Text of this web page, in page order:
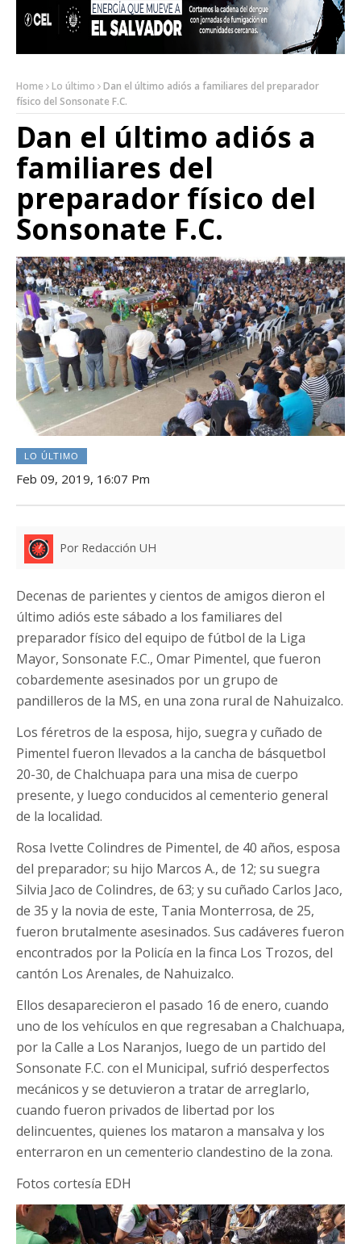
Home Lo último
Dan el último adiós a familiares del preparador
físico del Sonsonate F.C.
Dan el último adiós a
familiares del
preparador físico del
Sonsonate F.C.
LO ÚLTIMO
Feb 09, 2019, 16:07 Pm
Por Redacción UH
Decenas de parientes y cientos de amigos dieron el
último adiós este sábado a los familiares del
preparador físico del equipo de fútbol de la Liga
Mayor, Sonsonate F.C., Omar Pimentel, que fueron
cobardemente asesinados por un grupo de
pandilleros de la MS, en una zona rural de Nahuizalco.
Los féretros de la esposa, hijo, suegra y cuñado de
Pimentel fueron llevados a la cancha de básquetbol
20-30, de Chalchuapa para una misa de cuerpo
presente, y luego conducidos al cementerio general
de la localidad.
Rosa Ivette Colindres de Pimentel, de 40 años, esposa
del preparador; su hijo Marcos A., de 12; su suegra
Silvia Jaco de Colindres, de 63; y su cuñado Carlos Jaco,
de 35 y la novia de este, Tania Monterrosa, de 25,
fueron brutalmente asesinados. Sus cadáveres fueron
encontrados por la Policía en la finca Los Trozos, del
cantón Los Arenales, de Nahuizalco.
Ellos desaparecieron el pasado 16 de enero, cuando
uno de los vehículos en que regresaban a Chalchuapa,
por la Calle a Los Naranjos, luego de un partido del
Sonsonate F.C. con el Municipal, sufrió desperfectos
mecánicos y se detuvieron a tratar de arreglarlo,
cuando fueron privados de libertad por los
delincuentes, quienes los mataron a mansalva y los
enterraron en un cementerio clandestino de la zona.
Fotos cortesía EDH